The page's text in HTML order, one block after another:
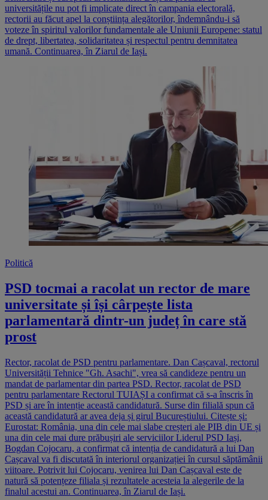
universitățile nu pot fi implicate direct în campania electorală,
rectorii au făcut apel la conștiința alegătorilor, îndemnându-i să
voteze în spiritul valorilor fundamentale ale Uniunii Europene: statul
de drept, libertatea, solidaritatea și respectul pentru demnitatea
umană. Continuarea, în Ziarul de Iași.
Politică
PSD tocmai a racolat un rector de mare
universitate și își cârpește lista
parlamentară dintr-un județ în care stă
prost
Rector, racolat de PSD pentru parlamentare. Dan Cașcaval, rectorul
Universității Tehnice "Gh. Asachi", vrea să candideze pentru un
mandat de parlamentar din partea PSD. Rector, racolat de PSD
pentru parlamentare Rectorul TUIAȘI a confirmat că s-a înscris în
PSD și are în intenție această candidatură. Surse din filială spun că
această candidatură ar avea deja și girul Bucureștiului. Citește și:
Eurostat: România, una din cele mai slabe creșteri ale PIB din UE și
una din cele mai dure prăbușiri ale serviciilor Liderul PSD Iași,
Bogdan Cojocaru, a confirmat că intenția de candidatură a lui Dan
Cașcaval va fi discutată în interiorul organizației în cursul săptămânii
viitoare. Potrivit lui Cojocaru, venirea lui Dan Cașcaval este de
natură să potențeze filiala și rezultatele acesteia la alegerile de la
finalul acestui an. Continuarea, în Ziarul de Iași.